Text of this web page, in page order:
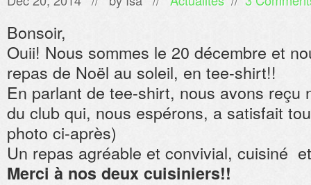
Bonsoir,
Ouii! Nous sommes le 20 décembre et
repas de Noël au soleil, en tee-shirt!!
En parlant de tee-shirt, nous avons reçu
du club qui, nous espérons, a satisfait
photo ci-après)
Un repas agréable et convivial, cuisiné
Merci à nos deux cuisiniers!!